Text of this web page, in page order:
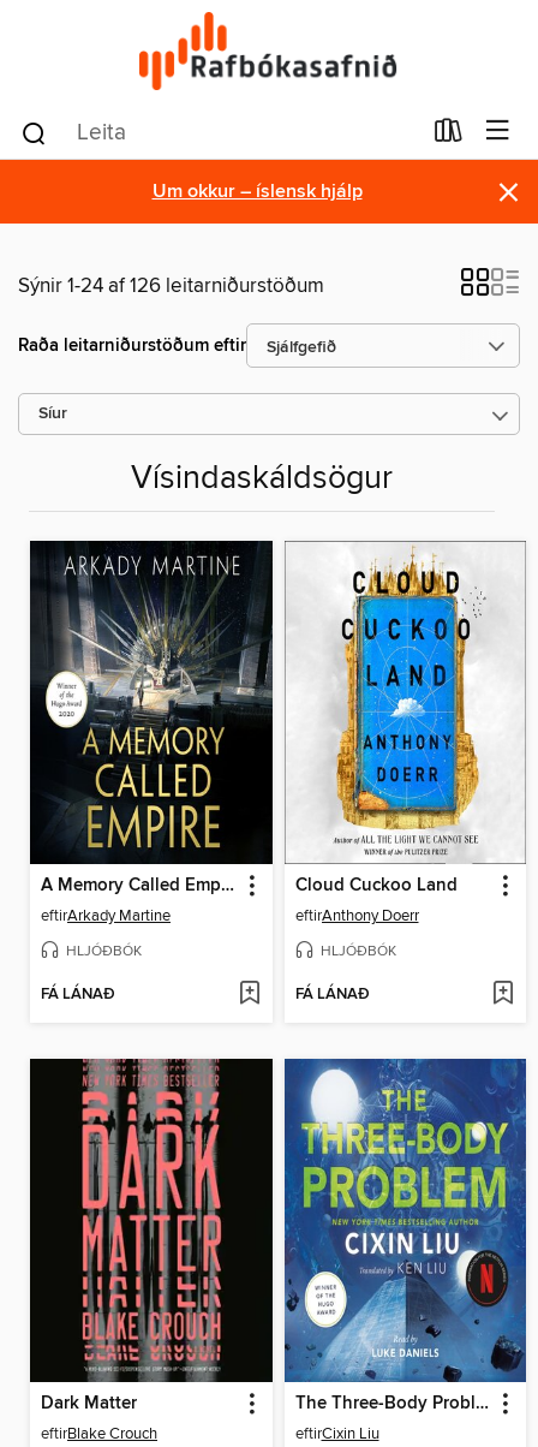
Um okkur – íslensk hjálp ×
Sýnir 1-24 af 126 leitarniðurstöðum
Raða leitarniðurstöðum eftir
Síur
Vísindaskáldsögur
A Memory Called Empire
eftirArkady Martine
HLJÓÐBÓK
FÁ LÁNAÐ
Cloud Cuckoo Land
eftirAnthony Doerr
HLJÓÐBÓK
FÁ LÁNAÐ
Dark Matter
eftirBlake Crouch
The Three-Body Problem
eftirCixin Liu